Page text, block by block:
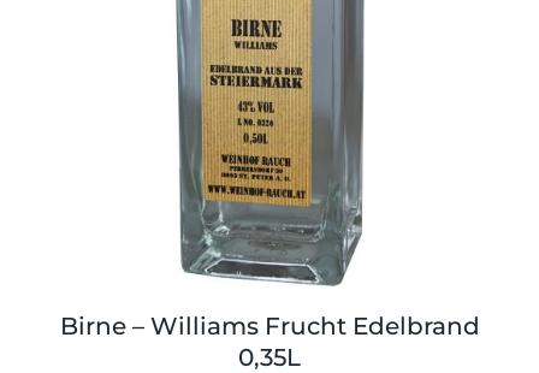
Birne – Williams Frucht Edelbrand
0,35L